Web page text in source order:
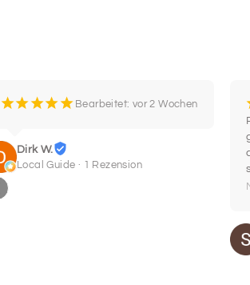
¡¡¡¡¡ Bearbeitet: vor 2 Wochen
Dirk W.
Local Guide · 1 Rezension